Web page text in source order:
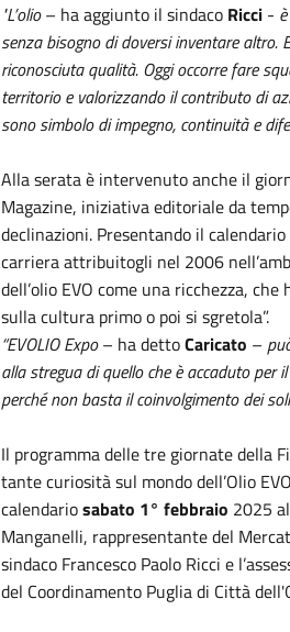
"L’olio– ha aggiunto il sindaco Ricci -
senza bisogno di doversi inventare altro.
riconosciuta qualità. Oggi occorre fare
territorio e valorizzando il contributo di
sono simbolo di impegno, continuità e
Alla serata è intervenuto anche il
Magazine, iniziativa editoriale da
declinazioni. Presentando il
carriera attribuitogli nel 2006
dell’olio EVO come una ricchezza,
sulla cultura primo o poi si sgretola”.
“EVOLIO Expo– ha dettoCaricato –
alla stregua di quello che è accaduto per
perché non basta il coinvolgimento dei
Il programma delle tre giornate della
tante curiosità sul mondo dell’Olio
calendariosabato 1° febbraio 2025
Manganelli, rappresentante del
sindaco Francesco Paolo Ricci e
del Coordinamento Puglia di Città